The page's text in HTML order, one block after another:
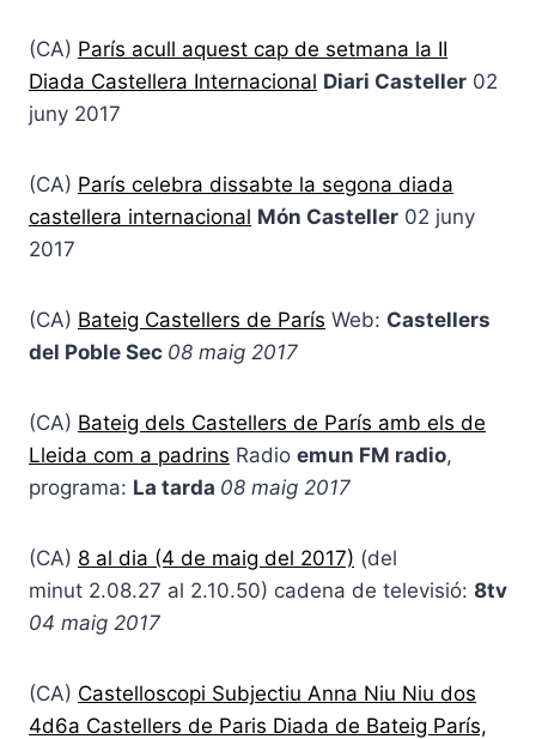
(CA) París acull aquest cap de setmana la II
Diada Castellera Internacional Diari Casteller 02
juny 2017
(CA) París celebra dissabte la segona diada
castellera internacional Món Casteller 02 juny
2017
(CA) Bateig Castellers de París Web: Castellers
del Poble Sec 08 maig 2017
(CA) Bateig dels Castellers de París amb els de
Lleida com a padrins Radio emun FM radio,
programa: La tarda 08 maig 2017
(CA) 8 al dia (4 de maig del 2017) (del
minut 2.08.27 al 2.10.50) cadena de televisió: 8tv
04 maig 2017
(CA) Castelloscopi Subjectiu Anna Niu Niu dos
4d6a Castellers de Paris Diada de Bateig París,